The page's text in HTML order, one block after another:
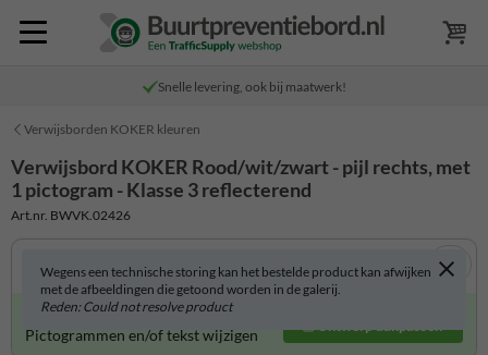
Snelle levering, ook bij maatwerk!
Verwijsborden KOKER kleuren
Verwijsbord KOKER Rood/wit/zwart - pijl rechts, met
1 pictogram - Klasse 3 reflecterend
Art.nr. BWVK.02426
Wegens een technische storing kan het bestelde product kan afwijken
met de afbeeldingen die getoond worden in de galerij.
Reden: Could not resolve product
Verwijsbord zelf aanpassen?
Pictogrammen en/of tekst wijzigen
Ontwerp aanpassen